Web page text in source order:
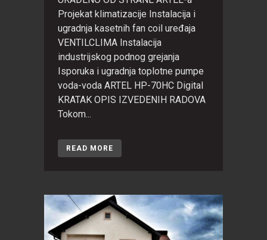
Projekat klimatizacije Instalacija i
ugradnja kasetnih fan coil uređaja
VENTILCLIMA Instalacija
industrijskog podnog grejanja
Isporuka i ugradnja toplotne pumpe
voda-voda ARTEL HP-70HC Digital
KRATAK OPIS IZVEDENIH RADOVA
Tokom...
READ MORE